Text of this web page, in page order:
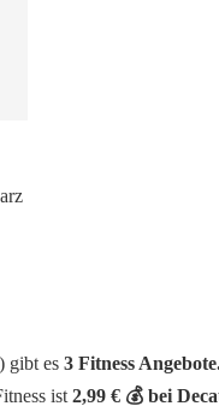
gibt es 3 Fitness
ist 2,99 € 💰 bei